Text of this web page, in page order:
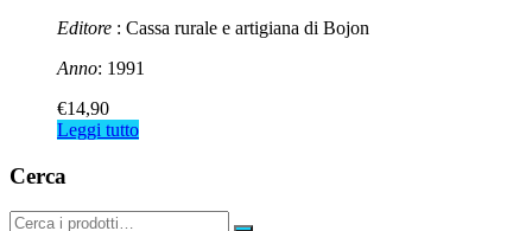
Editore : Cassa rurale e artigiana di Bojon
Anno: 1991
€14,90
Leggi tutto
Cerca